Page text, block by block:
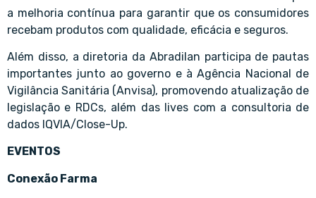
a melhoria contínua para garantir que os consumidores
recebam produtos com qualidade, eficácia e seguros.
Além disso, a diretoria da Abradilan participa de pautas
importantes junto ao governo e à Agência Nacional de
Vigilância Sanitária (Anvisa), promovendo atualização de
legislação e RDCs, além das lives com a consultoria de
dados IQVIA/Close-Up.
EVENTOS
Conexão Farma